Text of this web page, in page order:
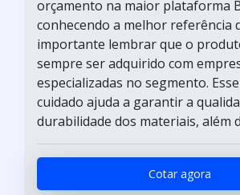
orçamento na maior plataforma
conhecendo a melhor referência
importante lembrar que o
sempre ser adquirido com
especializadas no segmento.
cuidado ajuda a garantir a
durabilidade dos materiais, além
Cotar agora